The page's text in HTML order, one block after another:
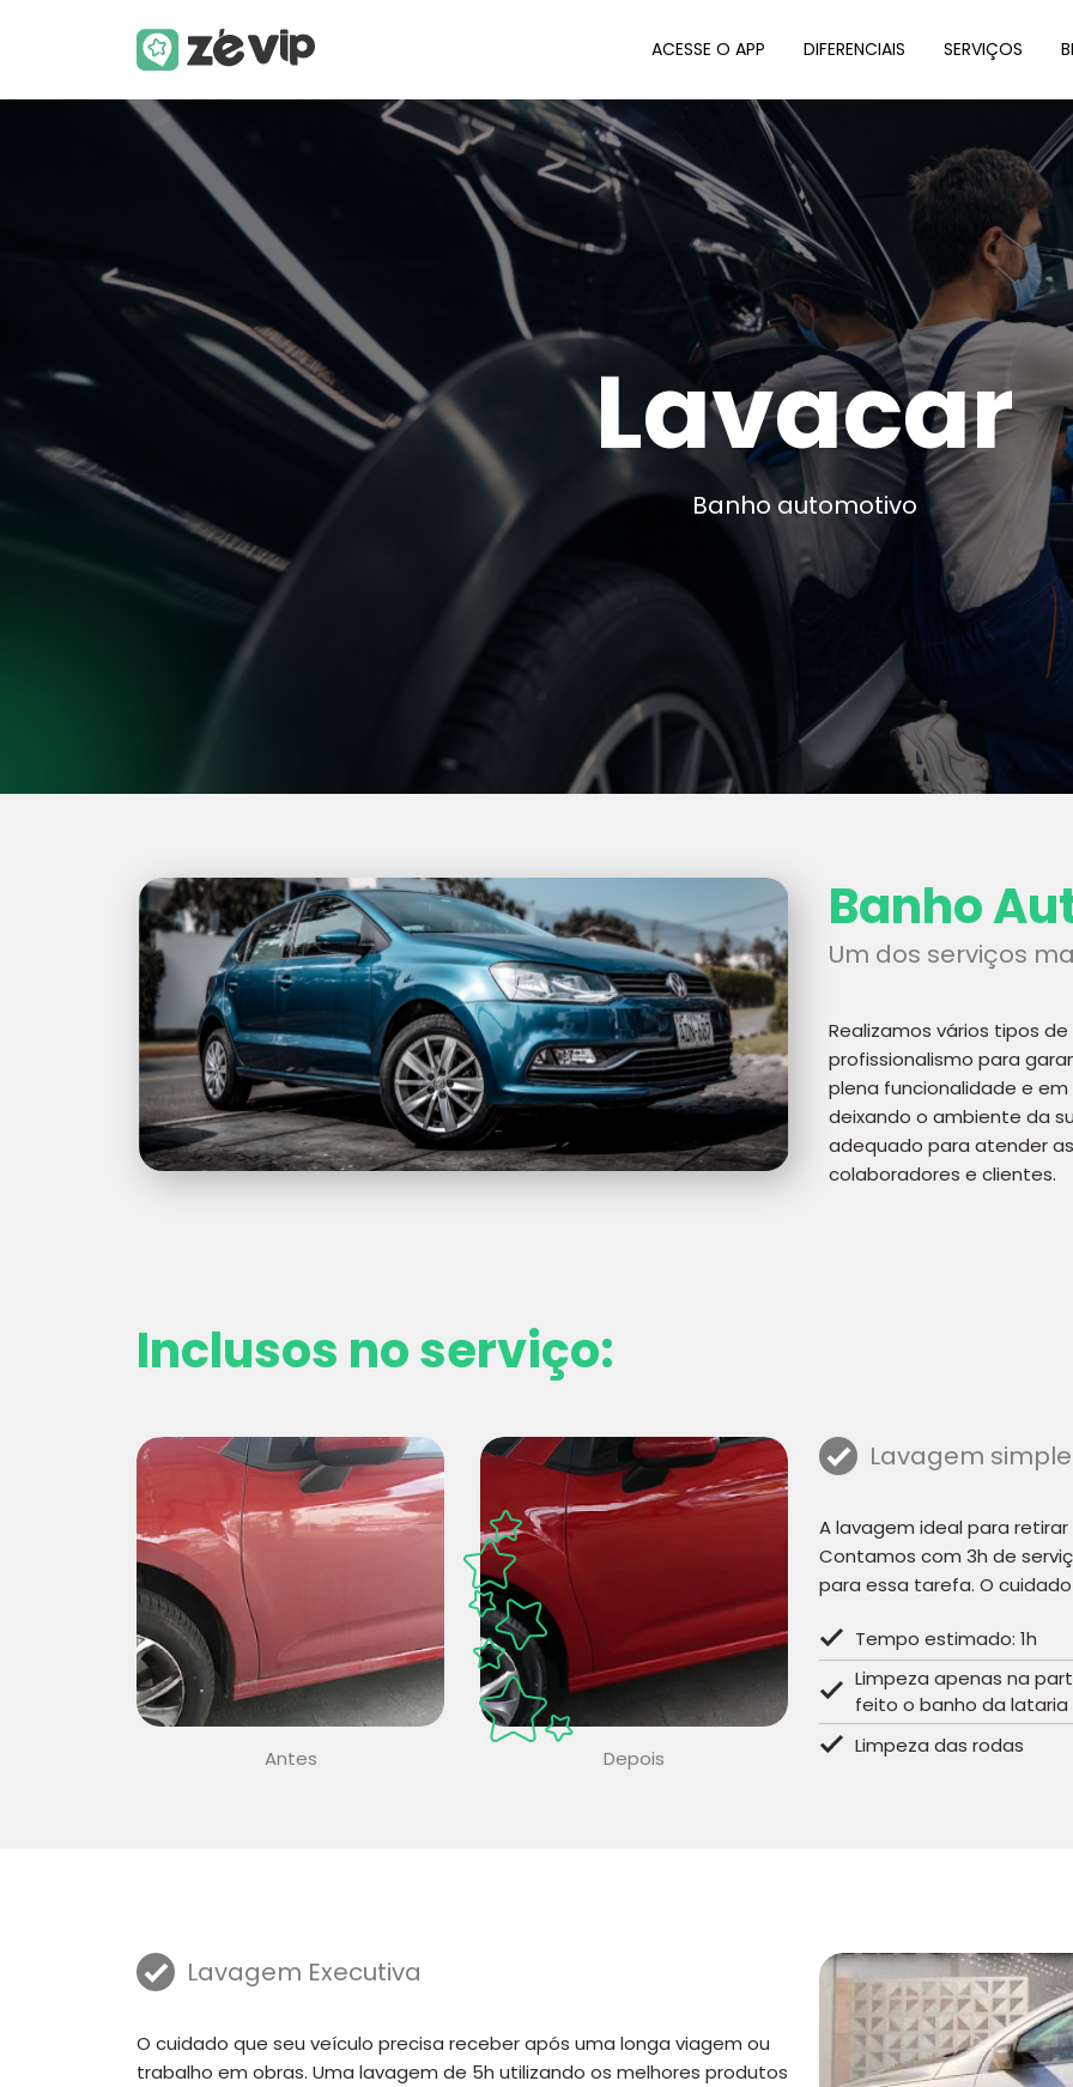
ACESSE O APP DIFERENCIAIS SERVIÇOS
Lavacar
Banho automotivo
Banho
Um dos serviços
Realizamos vários tipos
profissionalismo para
plena funcionalidade e
deixando o ambiente da
adequado para atender
colaboradores e clientes.
Inclusos no serviço:
Antes Depois
Lavagem
A lavagem ideal para
Contamos com 3h de
para essa tarefa. O
Tempo estimado: 1h
Limpeza apenas na
feito o banho da
Limpeza das rodas
Lavagem Executiva
O cuidado que seu veículo precisa receber após uma longa viagem ou
trabalho em obras. Uma lavagem de 5h utilizando os melhores produtos